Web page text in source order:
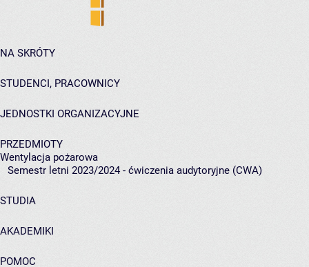
NA SKRÓTY
STUDENCI, PRACOWNICY
JEDNOSTKI ORGANIZACYJNE
PRZEDMIOTY
Wentylacja pożarowa
Semestr letni 2023/2024 - ćwiczenia audytoryjne (CWA)
STUDIA
AKADEMIKI
POMOC